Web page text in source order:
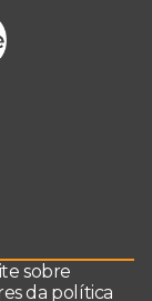
sobre
da política